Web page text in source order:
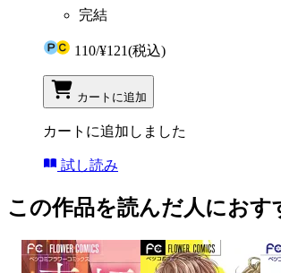
完結
110/¥121(税込)
カートに追加
カートに追加しました
試し読み
この作品を読んだ人におす